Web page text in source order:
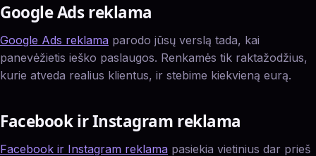
Google Ads reklama
Google Ads reklama parodo jūsų verslą tada, kai
panevėžietis ieško paslaugos. Renkamės tik raktažodžius,
kurie atveda realius klientus, ir stebime kiekvieną eurą.
Facebook ir Instagram reklama
Facebook ir Instagram reklama pasiekia vietinius dar prieš